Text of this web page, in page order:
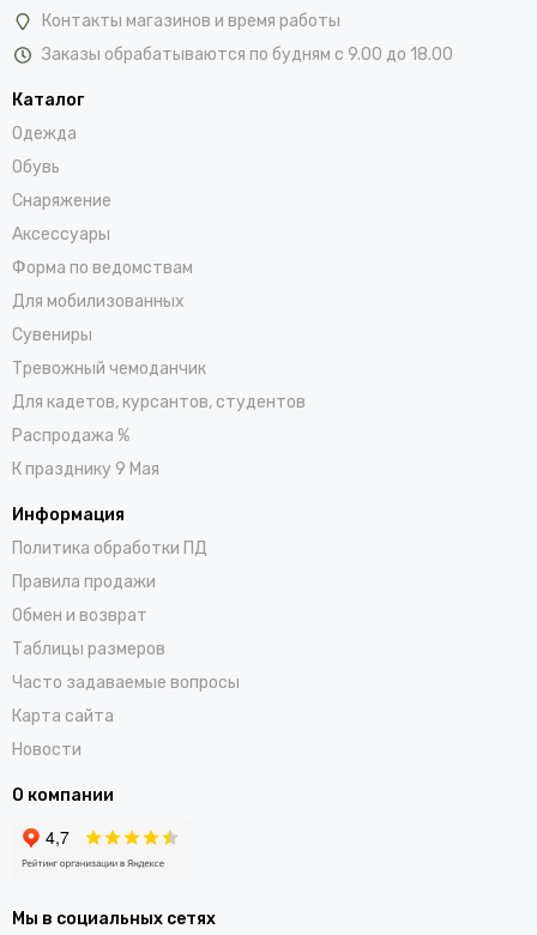
Контакты магазинов и время работы
Заказы обрабатываются по будням с 9.00 до 18.00
Каталог
Одежда
Обувь
Снаряжение
Аксессуары
Форма по ведомствам
Для мобилизованных
Сувениры
Тревожный чемоданчик
Для кадетов, курсантов, студентов
Распродажа %
К празднику 9 Мая
Информация
Политика обработки ПД
Правила продажи
Обмен и возврат
Таблицы размеров
Часто задаваемые вопросы
Карта сайта
Новости
О компании
Мы в социальных сетях